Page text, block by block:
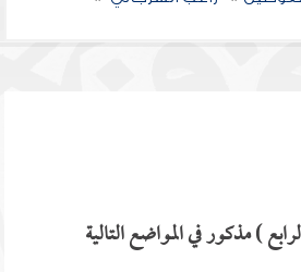
) مذكور في المواضع التالية